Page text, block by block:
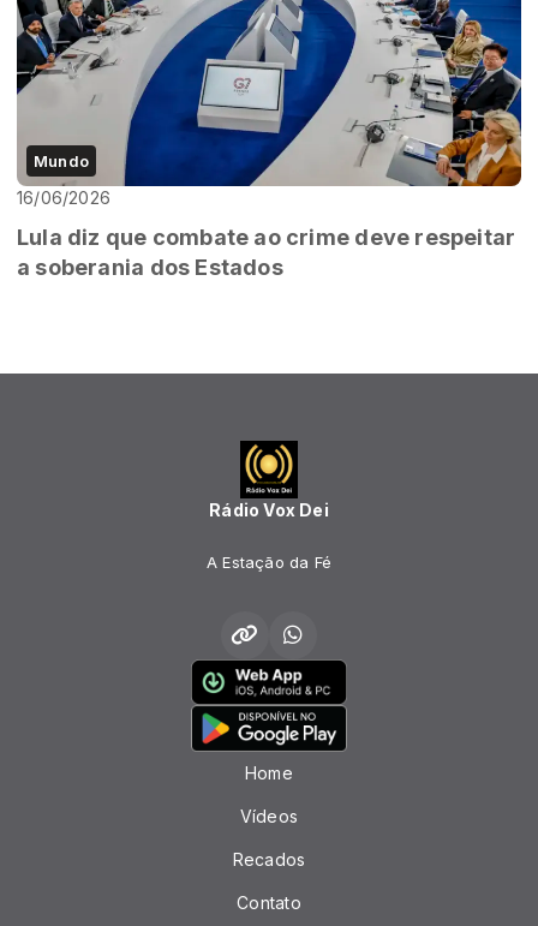
Mundo
16/06/2026
Lula diz que combate ao crime deve respeitar
a soberania dos Estados
Rádio Vox Dei
A Estação da Fé
Home
Vídeos
Recados
Contato